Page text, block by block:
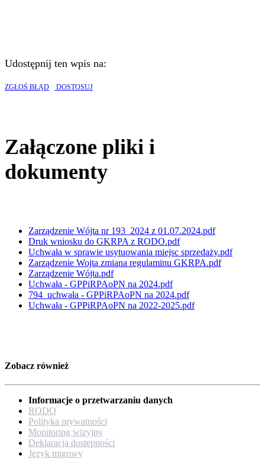
Udostępnij ten wpis na:
ZGŁOŚ BŁĄD DOSTOSUJ
Załączone pliki i
dokumenty
Zarządzenie Wójta nr 193_2024 z 01.07.2024.pdf
Druk wniosku do GKRPA z RODO.pdf
Uchwała w sprawie usytuowania miejsc sprzedaży.pdf
Zarządzenie Wojta zmiana regulaminu GKRPA.pdf
Zarządzenie Wójta.pdf
Uchwała - GPPiRPAoPN na 2024.pdf
794_uchwała - GPPiRPAoPN na 2024.pdf
Uchwała - GPPiRPAoPN na 2022-2025.pdf
Zobacz również
Informacje o przetwarzaniu danych
RODO
Polityka prywatności
Monitoring wizyjny
Deklaracja dostępności
Język migowy